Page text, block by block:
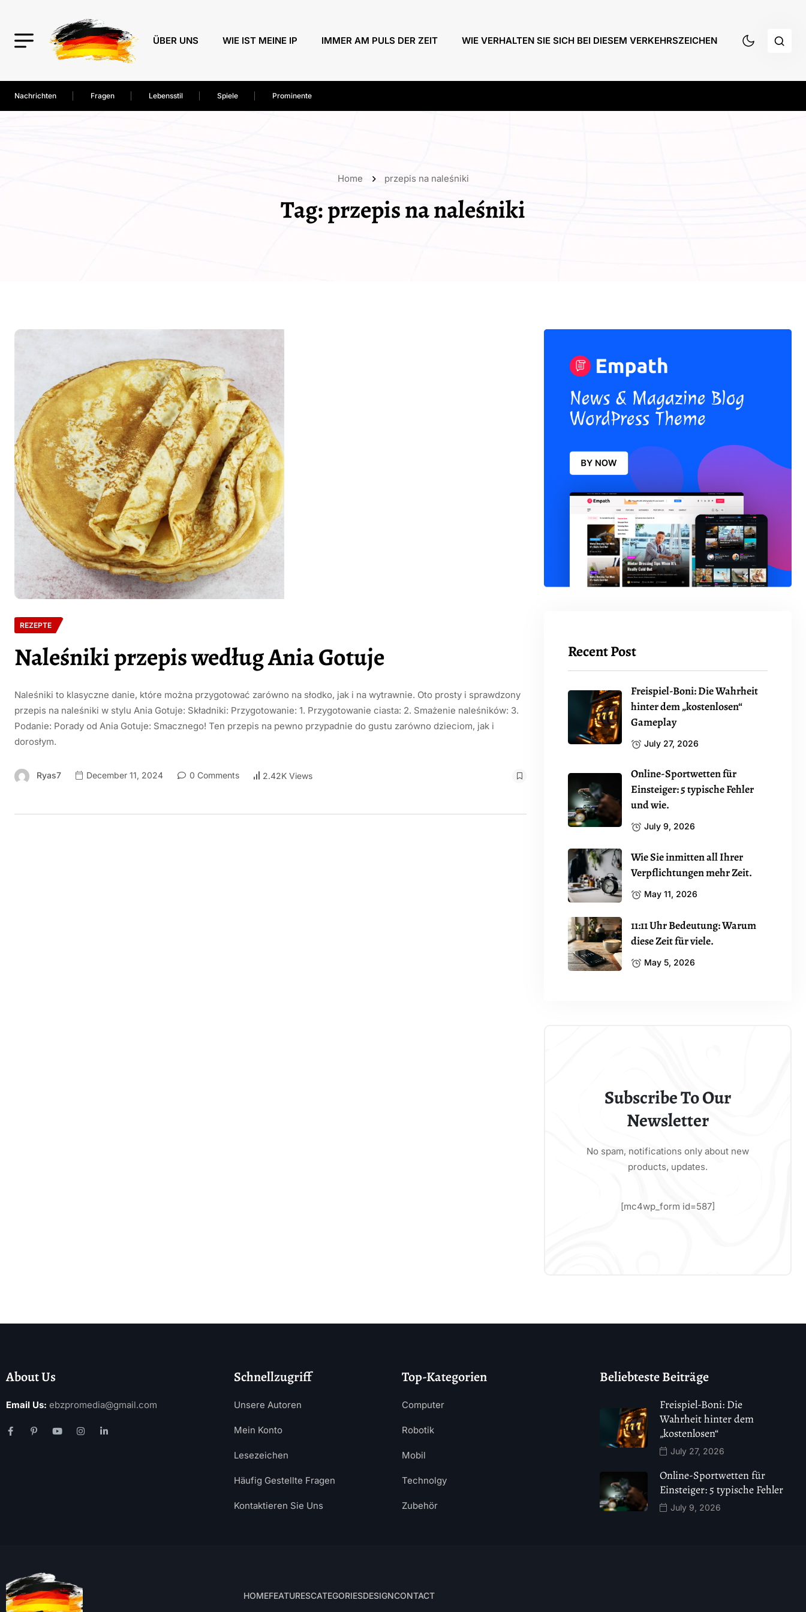
ÜBER UNS WIE IST MEINE IP IMMER AM PULS DER ZEIT WIE VERHALTEN SIE SICH BEI DIESEM VERKEHRSZEICHEN
Nachrichten Fragen Lebensstil Spiele Prominente
Home przepis na naleśniki
Tag:przepis na naleśniki
REZEPTE
Naleśniki przepis według Ania Gotuje
Naleśniki to klasyczne danie, które można przygotować zarówno na słodko, jak i na wytrawnie. Oto prosty i sprawdzony
przepis na naleśniki w stylu Ania Gotuje: Składniki: Przygotowanie: 1. Przygotowanie ciasta: 2. Smażenie naleśników: 3.
Podanie: Porady od Ania Gotuje: Smacznego! Ten przepis na pewno przypadnie do gustu zarówno dzieciom, jak i
dorosłym.
Ryas7 December 11, 2024 0 Comments 2.42K Views
Recent Post
Freispiel-Boni: Die Wahrheit
hinter dem „kostenlosen“
Gameplay
July 27, 2026
Online-Sportwetten für
Einsteiger: 5 typische Fehler
und wie.
July 9, 2026
Wie Sie inmitten all Ihrer
Verpflichtungen mehr Zeit.
May 11, 2026
11:11 Uhr Bedeutung: Warum
diese Zeit für viele.
May 5, 2026
Subscribe To Our
Newsletter
No spam, notifications only about new
products, updates.
[mc4wp_form id=587]
About Us
Email Us: ebzpromedia@gmail.com
Schnellzugriff
Unsere Autoren
Mein Konto
Lesezeichen
Häufig Gestellte Fragen
Kontaktieren Sie Uns
Top-Kategorien
Computer
Robotik
Mobil
Technolgy
Zubehör
Beliebteste Beiträge
Freispiel-Boni: Die
Wahrheit hinter dem
„kostenlosen“
July 27, 2026
Online-Sportwetten für
Einsteiger: 5 typische Fehler
July 9, 2026
HOMEFEATURESCATEGORIESDESIGNCONTACT